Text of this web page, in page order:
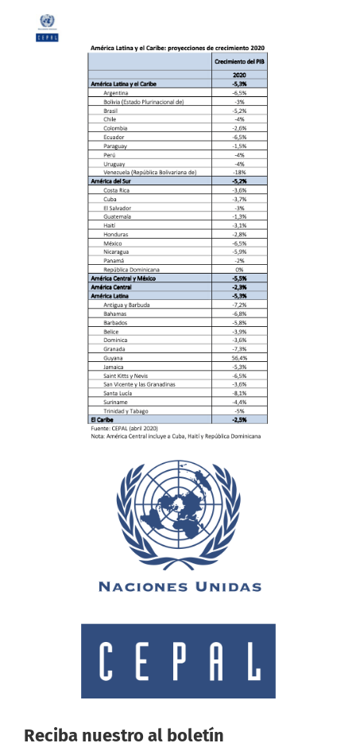
Reciba nuestro al boletín